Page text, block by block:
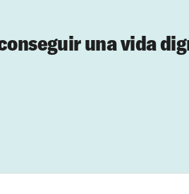
una vida